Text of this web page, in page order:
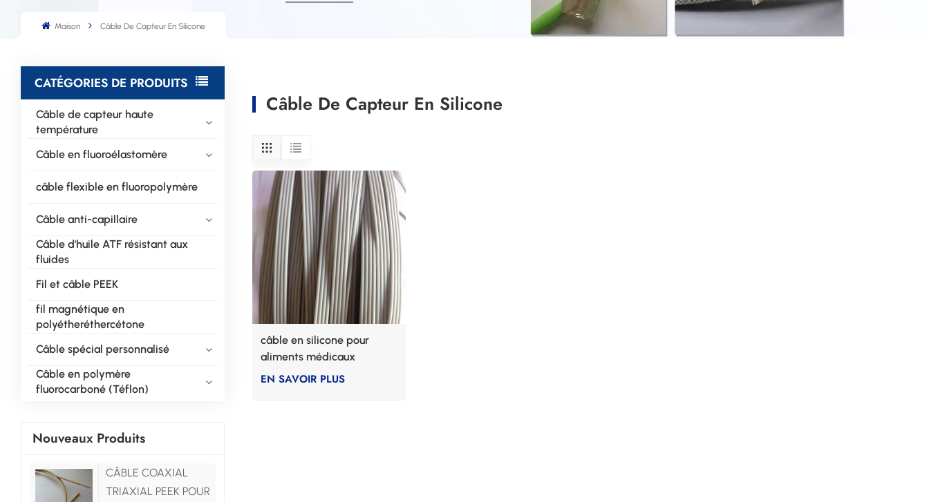
Maison Câble De Capteur En Silicone
CATÉGORIES DE PRODUITS
Câble de capteur haute
température
Câble en fluoroélastomère
câble flexible en fluoropolymère
Câble anti-capillaire
Câble d'huile ATF résistant aux
fluides
Fil et câble PEEK
fil magnétique en
polyétheréthercétone
Câble spécial personnalisé
Câble en polymère
fluorocarboné (Téflon)
Nouveaux Produits
CÂBLE COAXIAL
TRIAXIAL PEEK POUR
Câble De Capteur En Silicone
câble en silicone pour
aliments médicaux
EN SAVOIR PLUS